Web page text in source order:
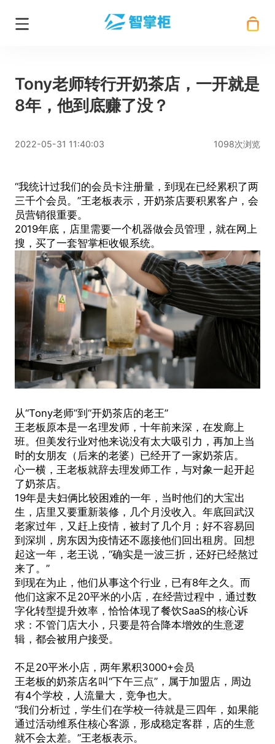
Tony老师转行开奶茶店，一开就是
8年，他到底赚了没？
2022-05-31 11:40:03 1098次浏览
“我统计过我们的会员卡注册量，到现在已经累积了两
三千个会员。”王老板表示，开奶茶店要积累客户，会
员营销很重要。
2019年底，店里需要一个机器做会员管理，就在网上
搜，买了一套智掌柜收银系统。
从“Tony老师”到“开奶茶店的老王”
王老板原本是一名理发师，十年前来深，在发廊上
班。但美发行业对他来说没有太大吸引力，再加上当
时的女朋友（后来的老婆）已经开了一家奶茶店。
心一横，王老板就辞去理发师工作，与对象一起开起
了奶茶店。
19年是夫妇俩比较困难的一年，当时他们的大宝出
生，店里又要重新装修，几个月没收入。年底回武汉
老家过年，又赶上疫情，被封了几个月；好不容易回
到深圳，房东因为疫情还不愿接他们回出租房。回想
起这一年，老王说，“确实是一波三折，还好已经熬过
来了。”
到现在为止，他们从事这个行业，已有8年之久。而
他们这家不足20平米的小店，在经营过程中，通过数
字化转型提升效率，恰恰体现了餐饮SaaS的核心诉
求：不管门店大小，只要是符合降本增效的生意逻
辑，都会被用户接受。
不足20平米小店，两年累积3000+会员
王老板的奶茶店名叫“下午三点”，属于加盟店，周边
有4个学校，人流量大，竞争也大。
“我们分析过，学生们在学校一待就是三四年，如果能
通过活动维系住核心客源，形成稳定客群，店的生意
就不会太差。”王老板表示。